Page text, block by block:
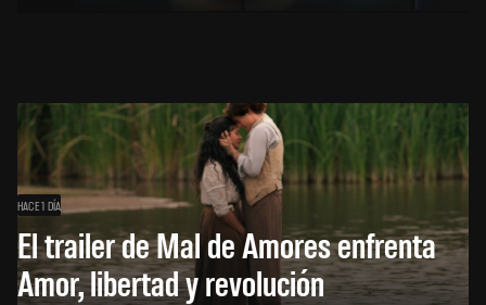
HACE 1 DÍA
El trailer de Mal de Amores enfrenta
Amor, libertad y revolución